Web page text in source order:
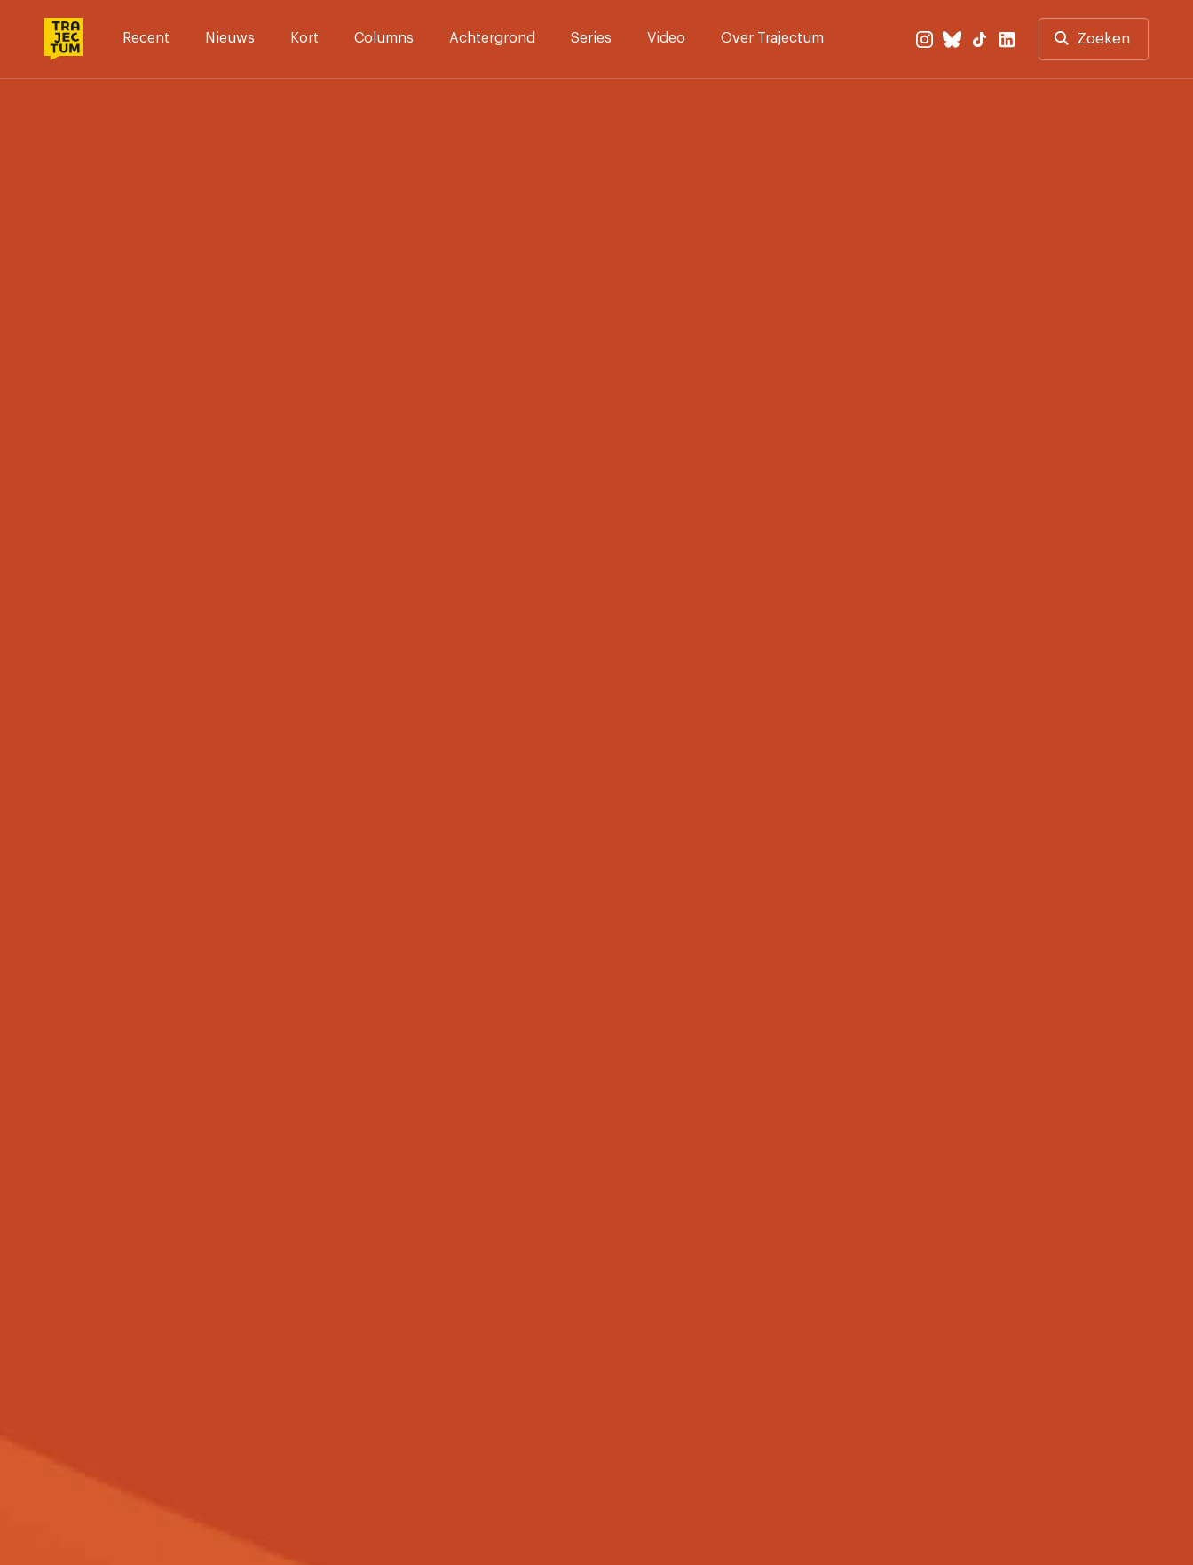
Recent Nieuws Kort Columns Achtergrond Series Video Over Trajectum Zoeken